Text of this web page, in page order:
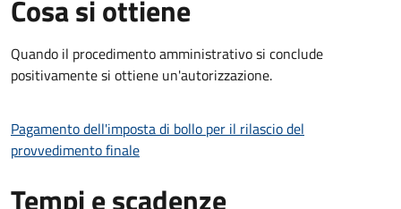
Cosa si ottiene
Quando il procedimento amministrativo si conclude
positivamente si ottiene un'autorizzazione.
Pagamento dell'imposta di bollo per il rilascio del
provvedimento finale
Tempi e scadenze